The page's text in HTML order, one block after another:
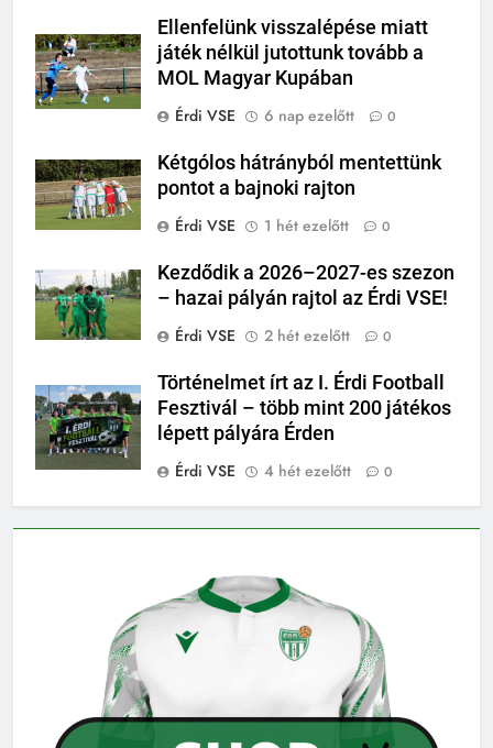
Ellenfelünk visszalépése miatt
játék nélkül jutottunk tovább a
MOL Magyar Kupában
Érdi VSE
6 nap ezelőtt 0
Kétgólos hátrányból mentettünk
pontot a bajnoki rajton
Érdi VSE
1 hét ezelőtt 0
Kezdődik a 2026–2027-es szezon
– hazai pályán rajtol az Érdi VSE!
Érdi VSE
2 hét ezelőtt 0
Történelmet írt az I. Érdi Football
Fesztivál – több mint 200 játékos
lépett pályára Érden
Érdi VSE
4 hét ezelőtt 0